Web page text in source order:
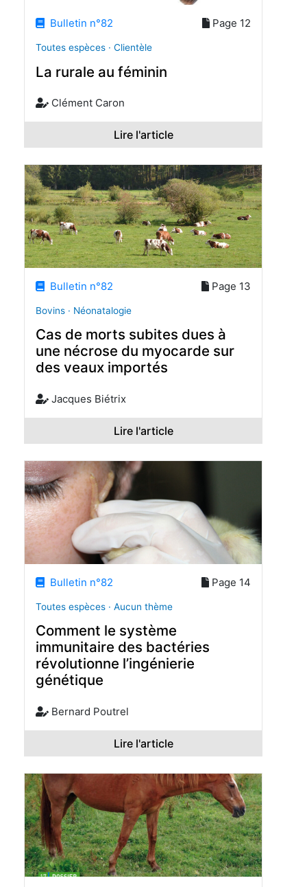
Bulletin n°82 Page 12
Toutes espèces · Clientèle
La rurale au féminin
Clément Caron
Lire l'article
Bulletin n°82 Page 13
Bovins · Néonatalogie
Cas de morts subites dues à
une nécrose du myocarde sur
des veaux importés
Jacques Biétrix
Lire l'article
Bulletin n°82 Page 14
Toutes espèces · Aucun thème
Comment le système
immunitaire des bactéries
révolutionne l’ingénierie
génétique
Bernard Poutrel
Lire l'article